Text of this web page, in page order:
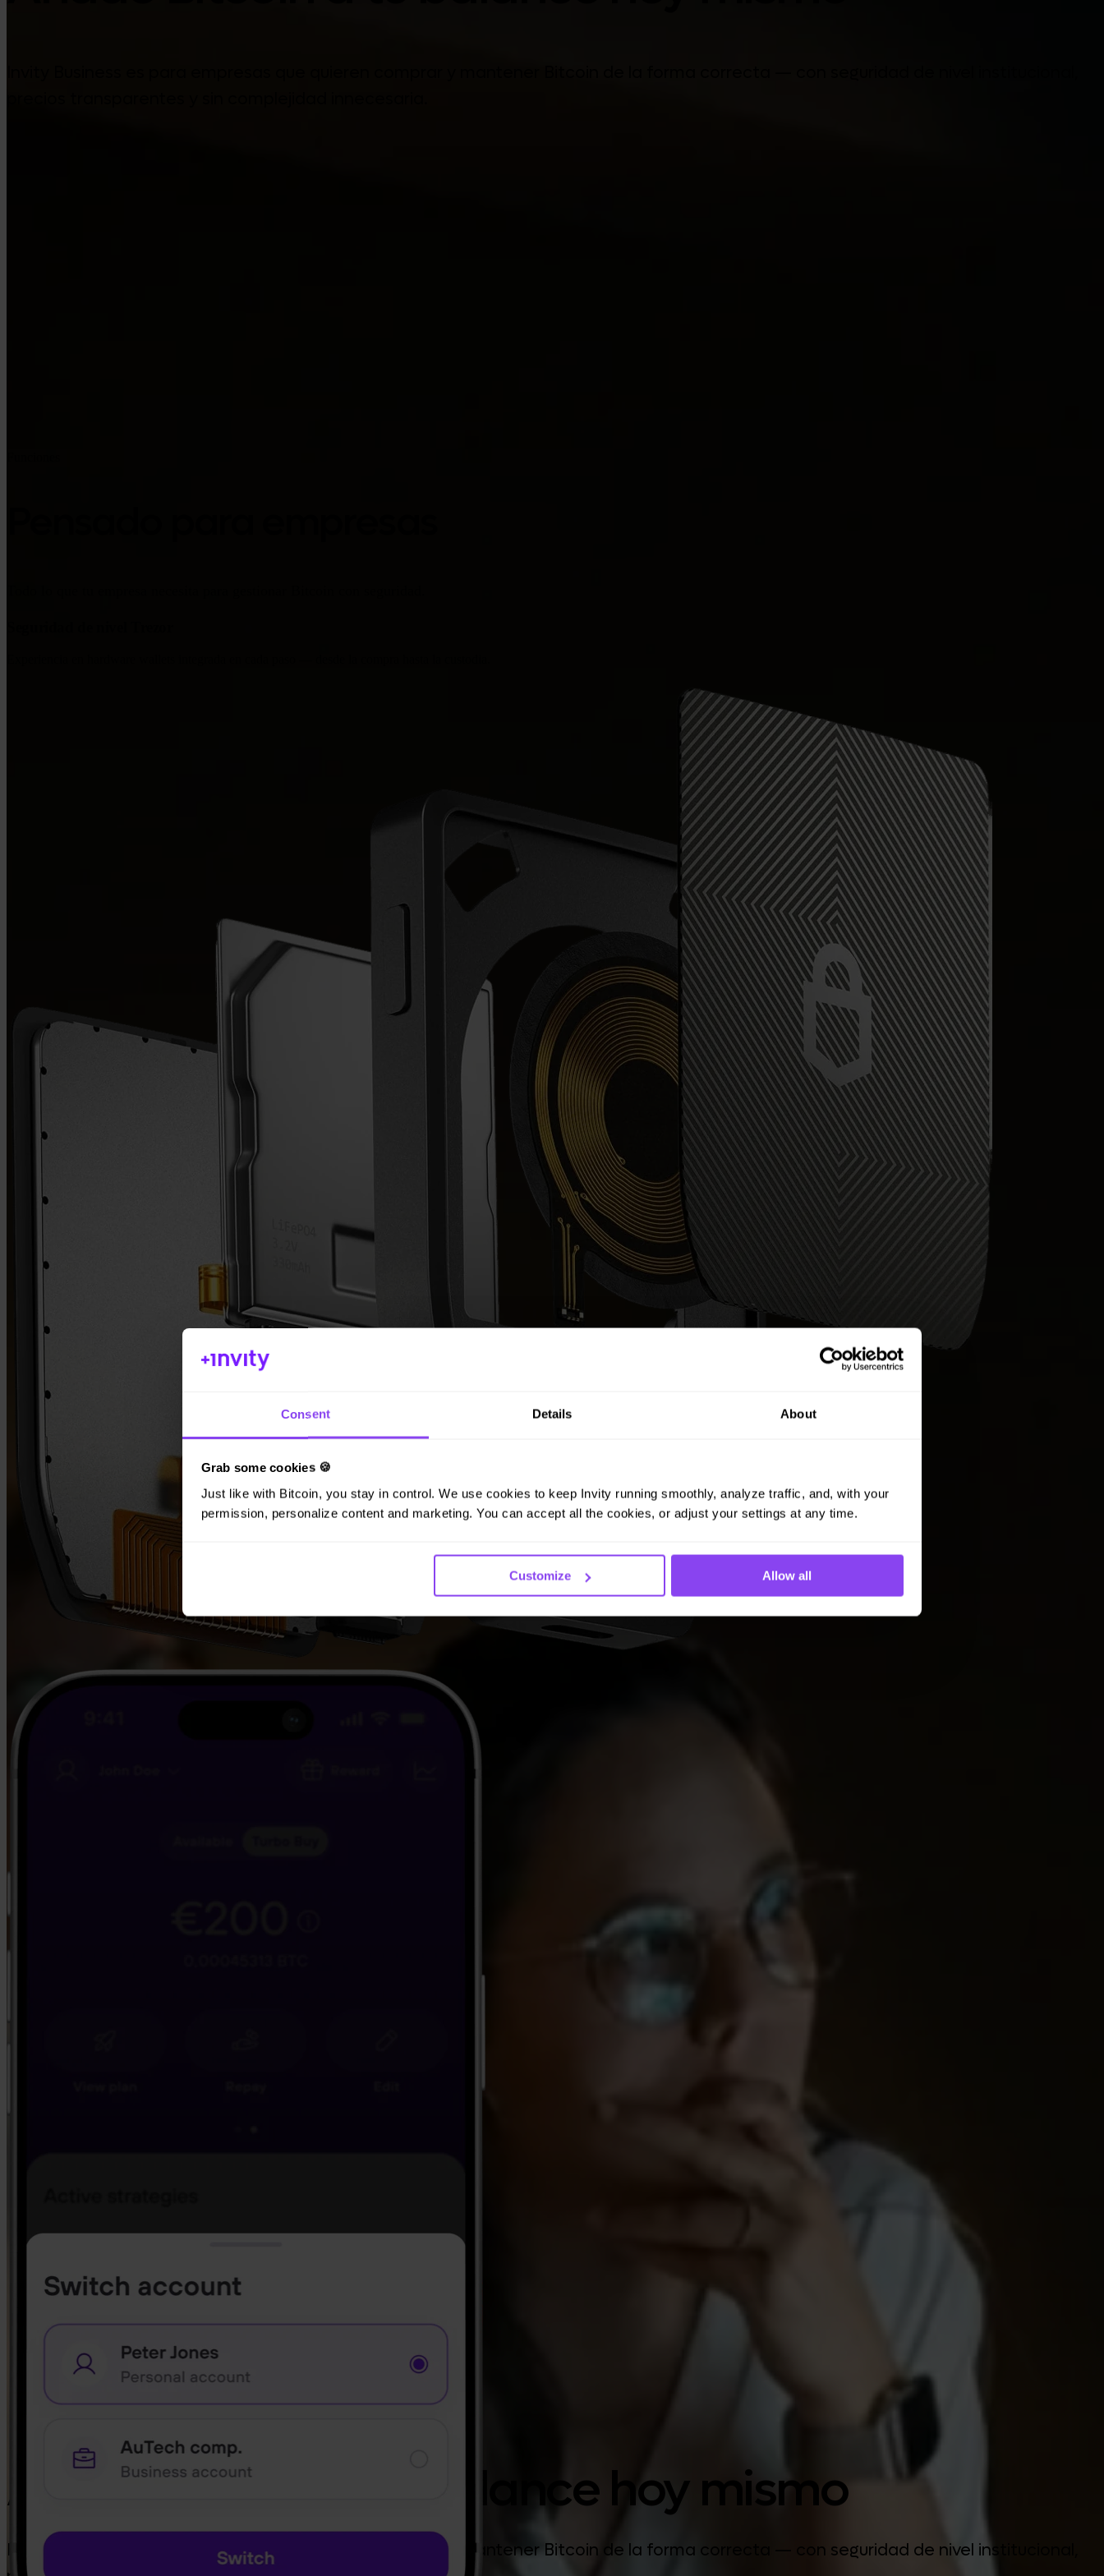
Consent Details About
Grab some cookies 🍪
Just like with Bitcoin, you stay in control. We use cookies to keep Invity running smoothly, analyze traffic, and, with your
permission, personalize content and marketing. You can accept all the cookies, or adjust your settings at any time.
Customize Allow all
Añade Bitcoin a tu balance hoy mismo
Invity Business es para empresas que quieren comprar y mantener Bitcoin de la forma correcta — con seguridad de nivel institucional,